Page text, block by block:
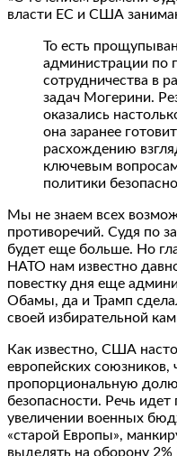
власти ЕС и США
То есть
администрации по
сотрудничества в
задач Могерини.
оказались
она заранее
расхождению
ключевым
политики
Мы не знаем всех
противоречий. Судя по
будет еще больше. Но
НАТО нам известно
повестку дня еще
Обамы, да и Трамп
своей избирательной
Как известно, США
европейских союзников,
пропорциональную
безопасности. Речь
увеличении военных
«старой Европы»,
выделять на оборону